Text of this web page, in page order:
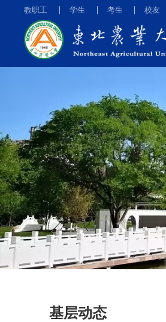
教职工 学生 考生 校友
基层动态